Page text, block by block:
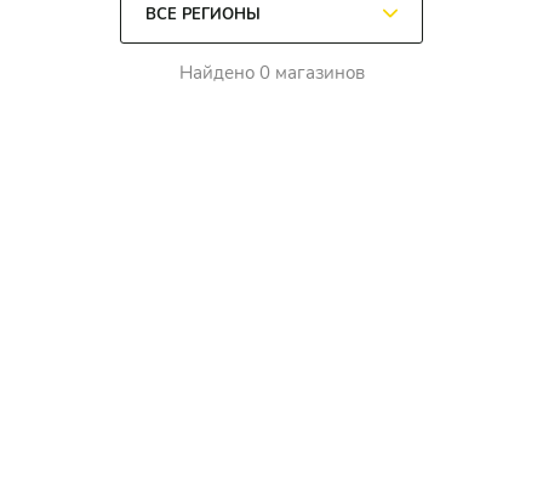
Найдено 0 магазинов